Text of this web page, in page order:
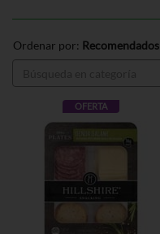
Ordenar por: Recomendados
OFERTA